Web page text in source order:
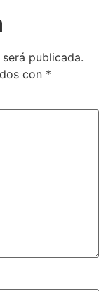
publicada.
con *